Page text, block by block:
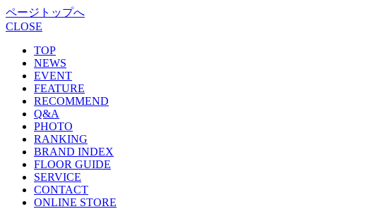
ページトップへ
CLOSE
TOP
NEWS
EVENT
FEATURE
RECOMMEND
Q&A
PHOTO
RANKING
BRAND INDEX
FLOOR GUIDE
SERVICE
CONTACT
ONLINE STORE